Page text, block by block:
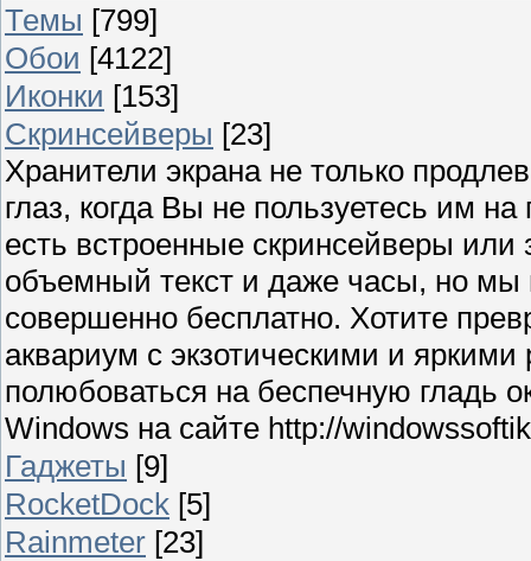
Темы [799]
Обои [4122]
Иконки [153]
Скринсейверы [23]
Хранители экрана не только
глаз, когда Вы не пользуетесь им
есть встроенные скринсейверы или
объемный текст и даже часы, но мы
совершенно бесплатно. Хотите
аквариум с экзотическими и
полюбоваться на беспечную гладь
Windows на сайте http://
Гаджеты [9]
RocketDock [5]
Rainmeter [23]